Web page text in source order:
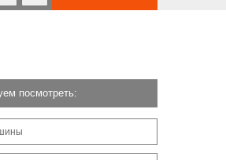
посмотреть: